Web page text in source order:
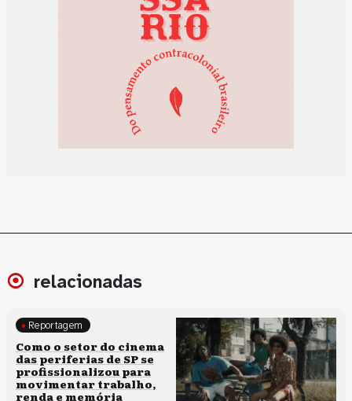
relacionadas
Políticas culturais
Reportagem
Como o setor do cinema
das periferias de SP se
profissionalizou para
movimentar trabalho,
renda e memória